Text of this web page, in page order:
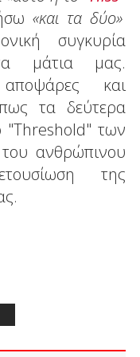
«και τα δύο»
συγκυρία
μάτια μας.
και
τα δεύτερα
"Threshold" των
ανθρώπινου
της